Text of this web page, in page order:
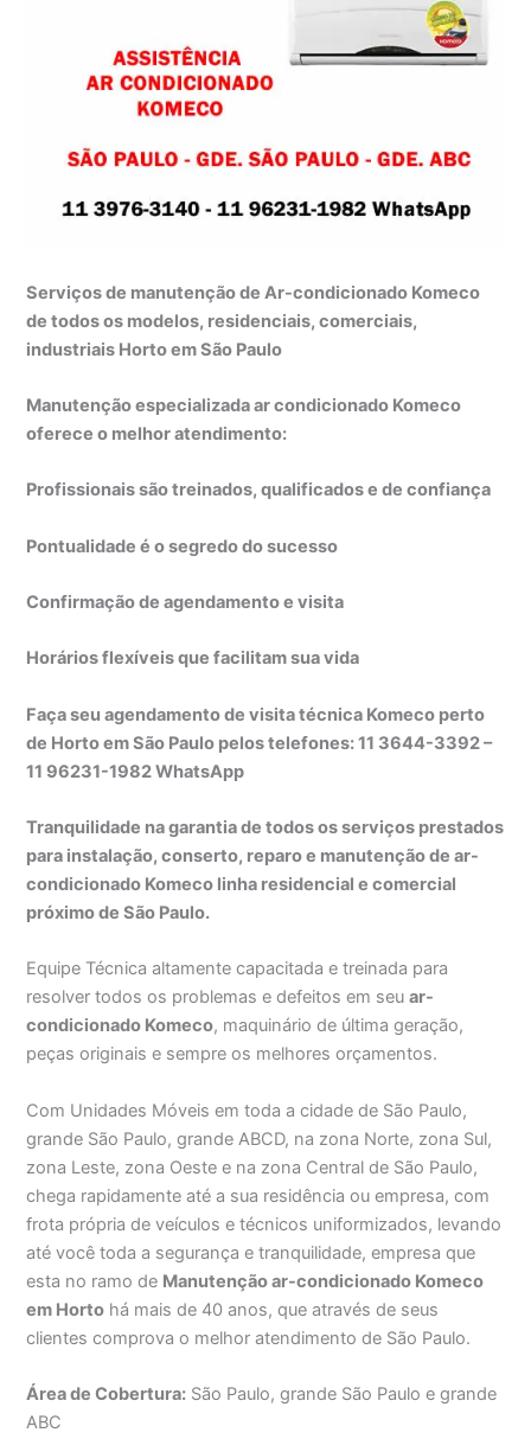
Serviços de manutenção de Ar-condicionado Komeco
de todos os modelos, residenciais, comerciais,
industriais Horto em São Paulo
Manutenção especializada ar condicionado Komeco
oferece o melhor atendimento:
Profissionais são treinados, qualificados e de confiança
Pontualidade é o segredo do sucesso
Confirmação de agendamento e visita
Horários flexíveis que facilitam sua vida
Faça seu agendamento de visita técnica Komeco perto
de Horto em São Paulo pelos telefones: 11 3644-3392 –
11 96231-1982 WhatsApp
Tranquilidade na garantia de todos os serviços prestados
para instalação, conserto, reparo e manutenção de ar-
condicionado Komeco linha residencial e comercial
próximo de São Paulo.
Equipe Técnica altamente capacitada e treinada para
resolver todos os problemas e defeitos em seuar-
condicionado Komeco, maquinário de última geração,
peças originais e sempre os melhores orçamentos.
Com Unidades Móveis em toda a cidade de São Paulo,
grande São Paulo, grande ABCD, na zona Norte, zona Sul,
zona Leste, zona Oeste e na zona Central de São Paulo,
chega rapidamente até a sua residência ou empresa, com
frota própria de veículos e técnicos uniformizados, levando
até você toda a segurança e tranquilidade, empresa que
esta no ramo de Manutenção ar-condicionado Komeco
em Horto há mais de 40 anos, que através de seus
clientes comprova o melhor atendimento de São Paulo.
Área de Cobertura: São Paulo, grande São Paulo e grande
ABC